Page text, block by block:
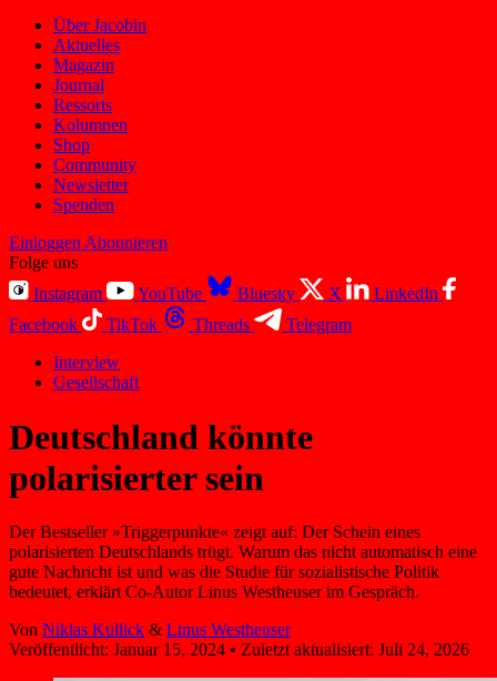
Über Jacobin
Aktuelles
Magazin
Journal
Ressorts
Kolumnen
Shop
Community
Newsletter
Spenden
Einloggen Abonnieren
Folge uns
Instagram
YouTube Bluesky X
LinkedIn
Facebook
TikTok Threads
Telegram
Interview
Gesellschaft
Deutschland könnte
polarisierter sein
Der Bestseller »Triggerpunkte« zeigt auf: Der Schein eines
polarisierten Deutschlands trügt. Warum das nicht automatisch eine
gute Nachricht ist und was die Studie für sozialistische Politik
bedeutet, erklärt Co-Autor Linus Westheuser im Gespräch.
Von Niklas Kullick & Linus Westheuser
Veröffentlicht: Januar 15, 2024 • Zuletzt aktualisiert: Juli 24, 2026